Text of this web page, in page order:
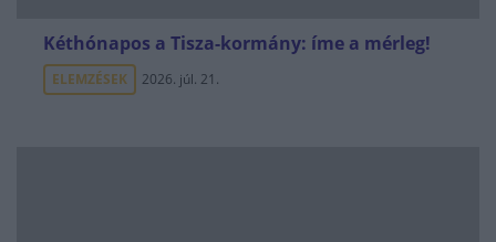
Kéthónapos a Tisza-kormány: íme a mérleg!
ELEMZÉSEK 2026. júl. 21.